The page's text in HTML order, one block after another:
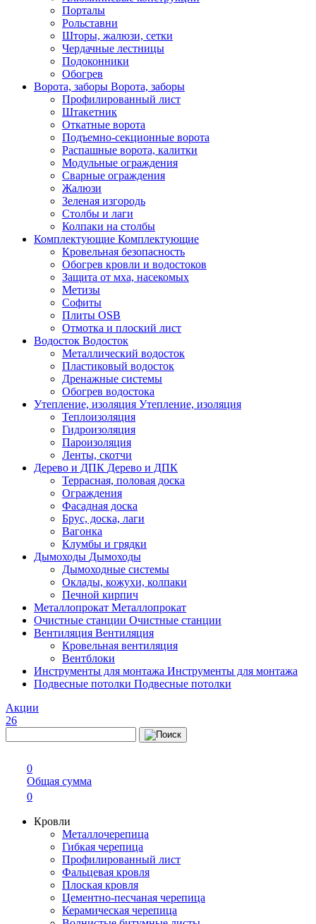
Порталы
Рольставни
Шторы, жалюзи, сетки
Чердачные лестницы
Подоконники
Обогрев
Ворота, заборы Ворота, заборы
Профилированный лист
Штакетник
Откатные ворота
Подъемно-секционные ворота
Распашные ворота, калитки
Модульные ограждения
Сварные ограждения
Жалюзи
Зеленая изгородь
Столбы и лаги
Колпаки на столбы
Комплектующие Комплектующие
Кровельная безопасность
Обогрев кровли и водостоков
Защита от мха, насекомых
Метизы
Софиты
Плиты OSB
Отмотка и плоский лист
Водосток Водосток
Металлический водосток
Пластиковый водосток
Дренажные системы
Обогрев водостока
Утепление, изоляция Утепление, изоляция
Теплоизоляция
Гидроизоляция
Пароизоляция
Ленты, скотчи
Дерево и ДПК Дерево и ДПК
Террасная, половая доска
Ограждения
Фасадная доска
Брус, доска, лаги
Вагонка
Клумбы и грядки
Дымоходы Дымоходы
Дымоходные системы
Оклады, кожухи, колпаки
Печной кирпич
Металлопрокат Металлопрокат
Очистные станции Очистные станции
Вентиляция Вентиляция
Кровельная вентиляция
Вентблоки
Инструменты для монтажа Инструменты для монтажа
Подвесные потолки Подвесные потолки
Акции
26
0
Общая сумма
0
Кровли
Металлочерепица
Гибкая черепица
Профилированный лист
Фальцевая кровля
Плоская кровля
Цементно-песчаная черепица
Керамическая черепица